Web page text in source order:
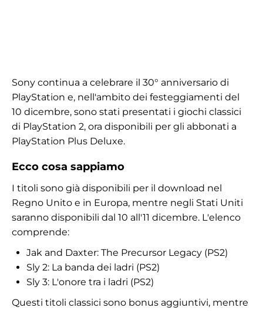
Sony continua a celebrare il 30° anniversario di
PlayStation e, nell'ambito dei festeggiamenti del
10 dicembre, sono stati presentati i giochi classici
di PlayStation 2, ora disponibili per gli abbonati a
PlayStation Plus Deluxe.
Ecco cosa sappiamo
I titoli sono già disponibili per il download nel
Regno Unito e in Europa, mentre negli Stati Uniti
saranno disponibili dal 10 all'11 dicembre. L'elenco
comprende:
Jak and Daxter: The Precursor Legacy (PS2)
Sly 2: La banda dei ladri (PS2)
Sly 3: L'onore tra i ladri (PS2)
Questi titoli classici sono bonus aggiuntivi, mentre